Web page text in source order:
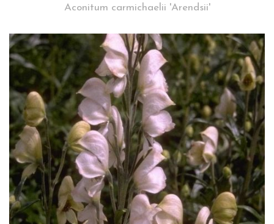
Aconitum carmichaelii 'Arendsii'